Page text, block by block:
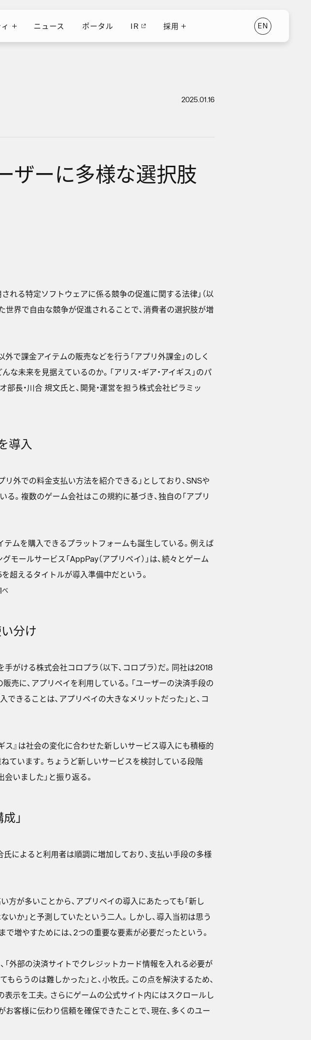
ニュース
ポータル
IR
採用
EN
EN
ザーに多様な選択肢
2025.01.16
れる特定ソフトウェアに係る競争の促進に関する法律」（以
世界で自由な競争が促進されることで、消費者の選択肢が増
で課金アイテムの販売などを行う「アプリ外課金」のしく
未来を見据えているのか。「アリス・ギア・アイギス」のパ
長・川合 規文氏と、開発・運営を担う株式会社ピラミッ
導入
外での料金支払い方法を紹介できる」としており、SNSや
。複数のゲーム会社はこの規約に基づき、独自の「アプリ
ムを購入できるプラットフォームも誕生している。例えば
ールサービス「AppPay（アプリペイ）」は、続々とゲーム
超えるタイトルが導入準備中だという。
べ
分け
がける株式会社コロプラ（以下、コロプラ）だ。同社は2018
売に、アプリペイを利用している。「ユーザーの決済手段の
きることは、アプリペイの大きなメリットだった」と、コ
ス』は社会の変化に合わせた新しいサービス導入にも積極的
ています。ちょうど新しいサービスを検討している段階
いました」と振り返る。
」
氏によると利用者は順調に増加しており、支払い手段の多様
方が多いことから、アプリペイの導入にあたっても「新し
いか」と予測していたという二人。しかし、導入当初は思う
増やすためには、2つの重要な要素が必要だったという。
「外部の決済サイトでクレジットカード情報を入れる必要が
もらうのは難しかった」と、小牧氏。この点を解決するため、
示を工夫。さらにゲームの公式サイト内にはスクロールし
客様に伝わり信頼を確保できたことで、現在、多くのユー